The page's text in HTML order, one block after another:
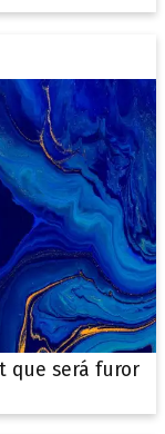
que será furor